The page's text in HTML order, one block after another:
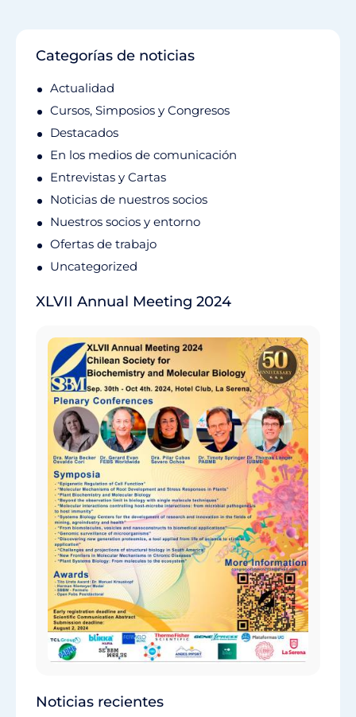
Categorías de noticias
Actualidad
Cursos, Simposios y Congresos
Destacados
En los medios de comunicación
Entrevistas y Cartas
Noticias de nuestros socios
Nuestros socios y entorno
Ofertas de trabajo
Uncategorized
XLVII Annual Meeting 2024
Noticias recientes